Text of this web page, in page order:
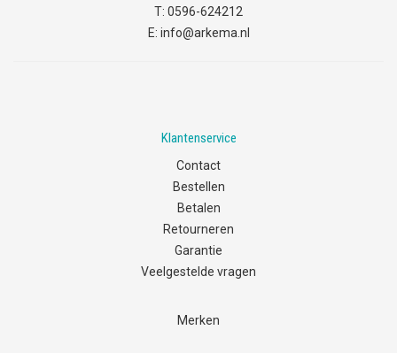
T: 0596-624212
E: info@arkema.nl
Klantenservice
Contact
Bestellen
Betalen
Retourneren
Garantie
Veelgestelde vragen
Merken